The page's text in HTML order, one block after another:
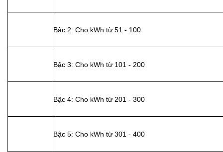
Bậc 2: Cho kWh từ 51 - 100
Bậc 3: Cho kWh từ 101 - 200
Bậc 4: Cho kWh từ 201 - 300
Bậc 5: Cho kWh từ 301 - 400